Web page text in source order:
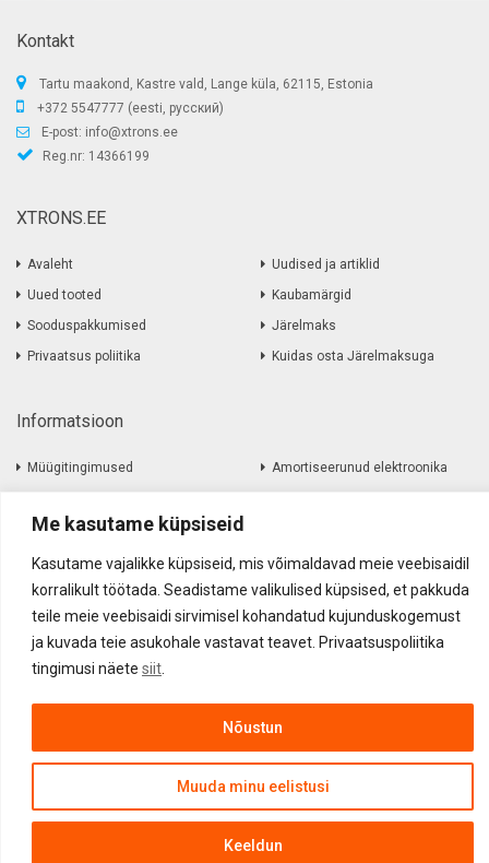
Me kasutame küpsiseid
Kasutame vajalikke küpsiseid, mis võimaldavad meie veebisaidil
korralikult töötada. Seadistame valikulised küpsised, et pakkuda
teile meie veebisaidi sirvimisel kohandatud kujunduskogemust
ja kuvada teie asukohale vastavat teavet. Privaatsuspoliitika
tingimusi näete siit
Muuda minu eelistusi
Keeldun
Nõustun
Kontakt
Tartu maakond, Kastre vald, Lange küla, 62115, Estonia
+372 5547777 (eesti, русский)
E-post: info@xtrons.ee
Reg.nr: 14366199
XTRONS.EE
Avaleht
Uued tooted
Sooduspakkumised
Privaatsus poliitika
Uudised ja artiklid
Kaubamärgid
Järelmaks
Kuidas osta Järelmaksuga
Informatsioon
Müügitingimused
Firmast
Kontakt
Amortiseerunud elektroonika
Akustika Grupp OÜ ©2017 -2026